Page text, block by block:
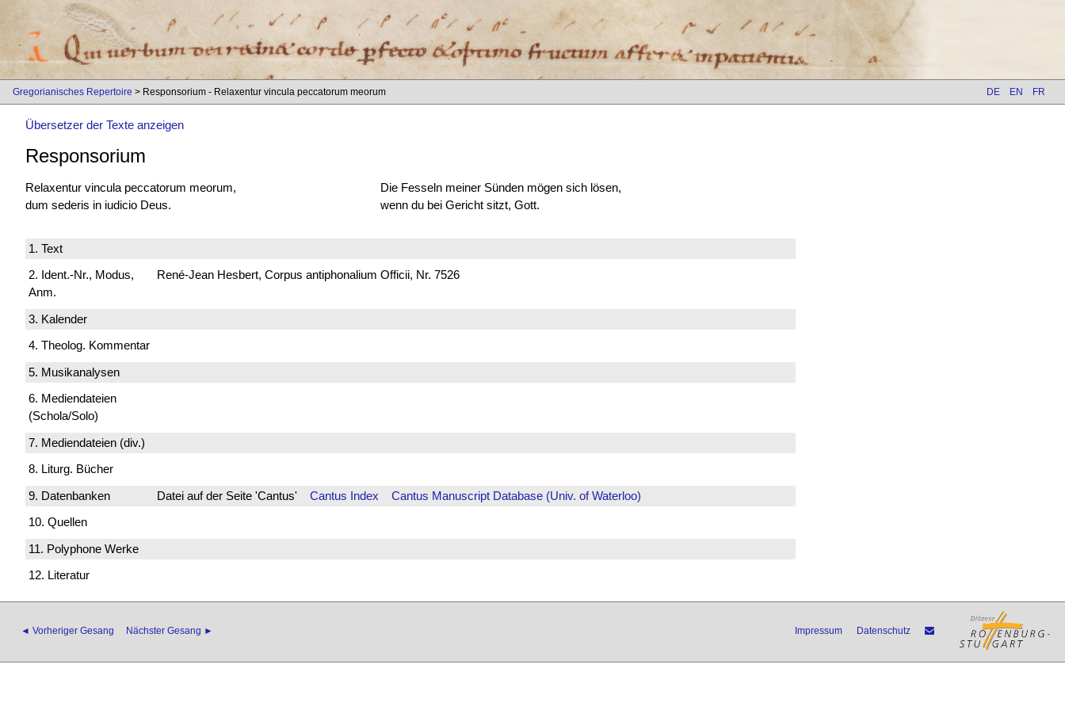
Gregorianisches Repertoire > Responsorium - Relaxentur vincula peccatorum meorum DE EN FR
Übersetzer der Texte anzeigen
Responsorium
Relaxentur vincula peccatorum meorum,
dum sederis in iudicio Deus.
Die Fesseln meiner Sünden mögen sich lösen,
wenn du bei Gericht sitzt, Gott.
1. Text
2. Ident.-Nr., Modus,
Anm.
René-Jean Hesbert, Corpus antiphonalium Officii, Nr. 7526
3. Kalender
4. Theolog. Kommentar
5. Musikanalysen
6. Mediendateien
(Schola/Solo)
7. Mediendateien (div.)
8. Liturg. Bücher
9. Datenbanken
Datei auf der Seite 'Cantus' Cantus Index
Cantus Manuscript Database (Univ. of Waterloo)
10. Quellen
11. Polyphone Werke
12. Literatur
◄ Vorheriger Gesang Nächster Gesang ► Impressum Datenschutz